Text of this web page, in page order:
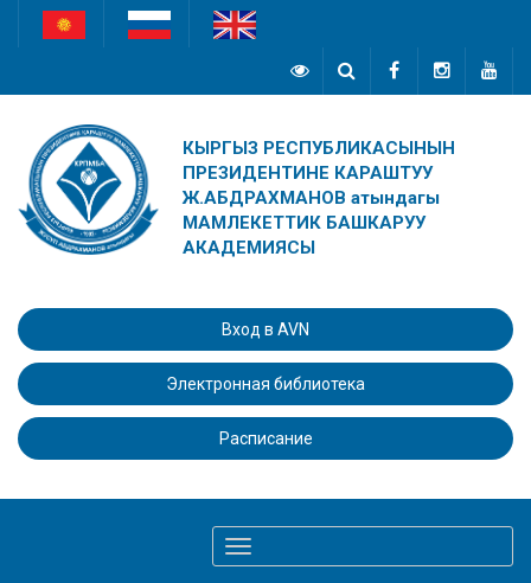
КЫРГЫЗ РЕСПУБЛИКАСЫНЫН
ПРЕЗИДЕНТИНЕ КАРАШТУУ
Ж.АБДРАХМАНОВ атындагы
МАМЛЕКЕТТИК БАШКАРУУ
АКАДЕМИЯСЫ
Вход в AVN
Электронная библиотека
Расписание
navigation